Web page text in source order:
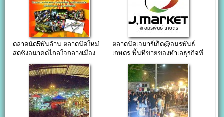
ตลาดนัด5พันล้าน ตลาดนัดใหม่
สดซิงอนาคตไกลใจกลางเมือง
ตลาดนัดเจมาร์เก็ต@อมรพันธ์
เกษตร พื้นที่ขายของทำเลธุรกิจที่